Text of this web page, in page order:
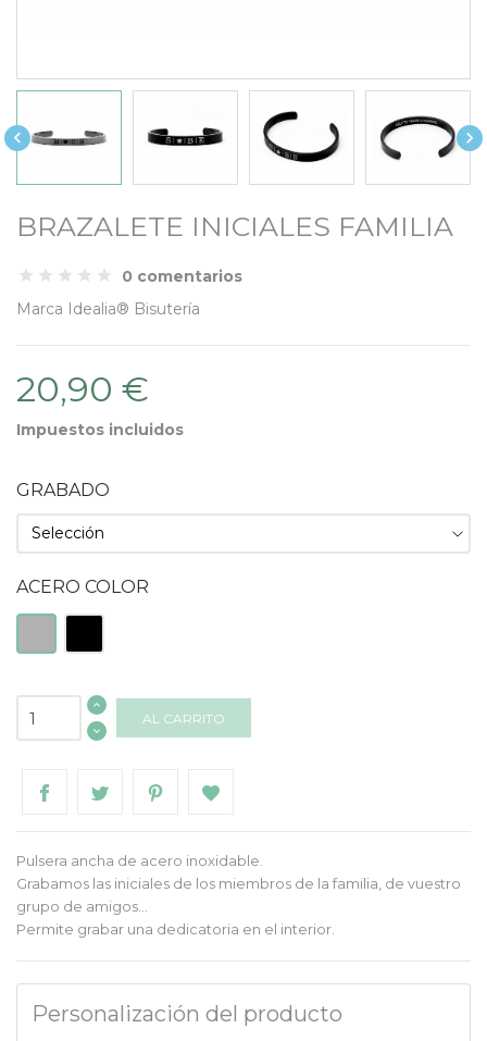
 
BRAZALETE INICIALES FAMILIA
0 comentarios
Marca Idealia® Bisutería
20,90 €
Impuestos incluidos
GRABADO
ACERO COLOR
PlateadoNegro
AL CARRITO
Pulsera ancha de acero inoxidable.
Grabamos las iniciales de los miembros de la familia, de vuestro
grupo de amigos...
Permite grabar una dedicatoria en el interior.
Personalización del producto